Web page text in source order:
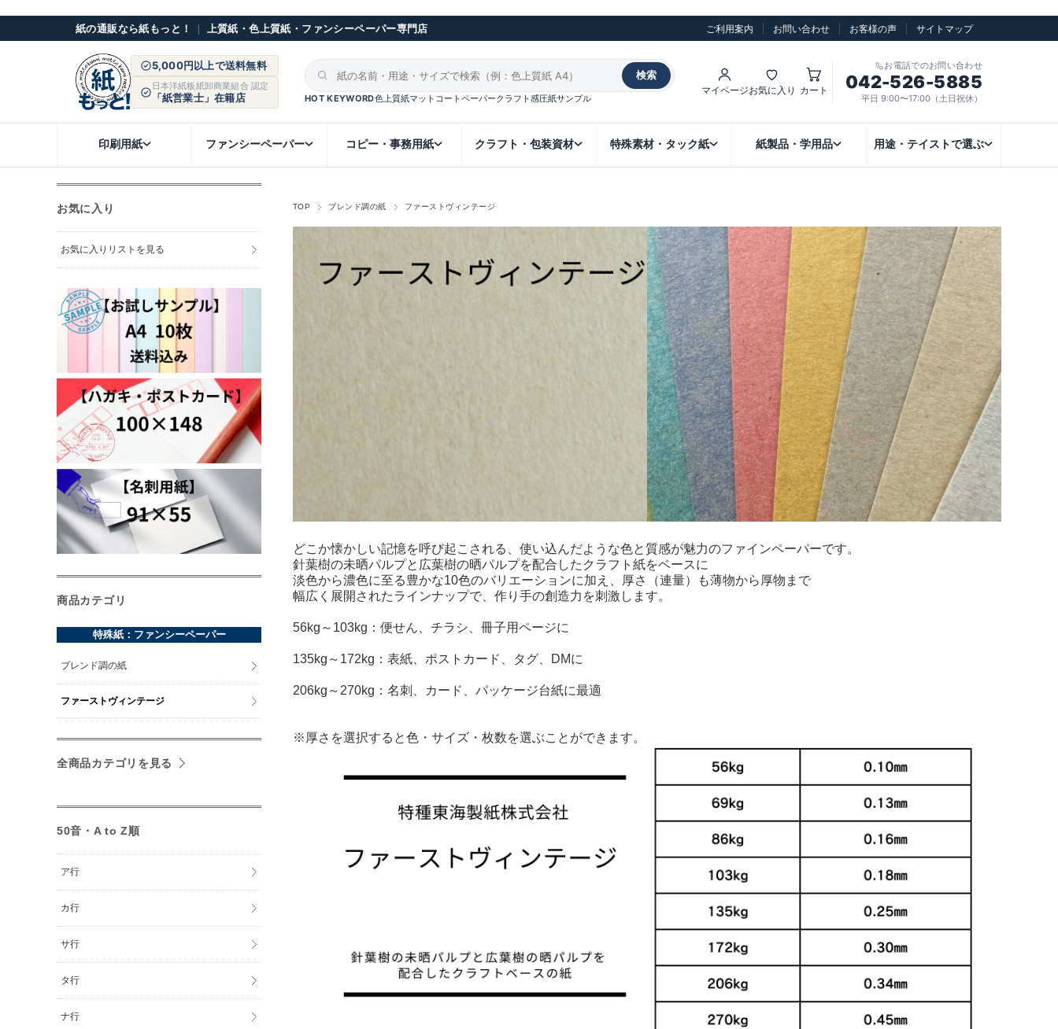
紙の通販なら紙もっと！ ｜ 上質紙・色上質紙・ファンシーペーパー専門店 ご利用案内 お問い合わせ お客様の声 サイトマップ
5,000円以上で送料無料
日本洋紙板紙卸商業組合 認定
「紙営業士」在籍店
検索
HOT KEYWORD色上質紙マットコートペーパークラフト感圧紙サンプル
マイページお気に入り カート
お電話でのお問い合わせ
042-526-5885
平日 9:00〜17:00（土日祝休）
印刷用紙 ファンシーペーパー コピー・事務用紙 クラフト・包装資材 特殊素材・タック紙 紙製品・学用品 用途・テイストで選ぶ
TOP ブレンド調の紙 ファーストヴィンテージ
どこか懐かしい記憶を呼び起こされる、使い込んだような色と質感が魅力のファインペーパーです。
針葉樹の未晒パルプと広葉樹の晒パルプを配合したクラフト紙をベースに
淡色から濃色に至る豊かな10色のバリエーションに加え、厚さ（連量）も薄物から厚物まで
幅広く展開されたラインナップで、作り手の創造力を刺激します。
56kg～103kg：便せん、チラシ、冊子用ページに
135kg～172kg：表紙、ポストカード、タグ、DMに
206kg～270kg：名刺、カード、パッケージ台紙に最適
※厚さを選択すると色・サイズ・枚数を選ぶことができます。
お気に入り
お気に入りリストを見る
商品カテゴリ
特殊紙：ファンシーペーパー
ブレンド調の紙
ファーストヴィンテージ
全商品カテゴリを見る
50音・A to Z順
ア行
カ行
サ行
タ行
ナ行